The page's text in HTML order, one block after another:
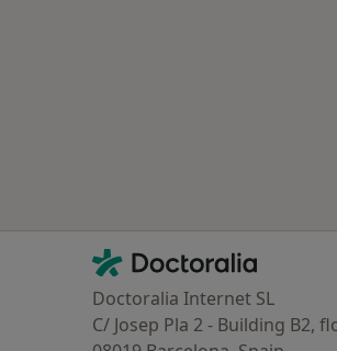
Contacto
Doctoralia - Página de inicio
Doctoralia Internet SL
C/ Josep Pla 2 - Building B2,